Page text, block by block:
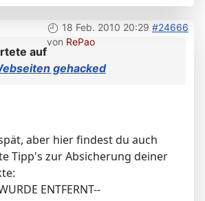
18 Feb. 2010 20:29 #24666
von RePao
auf
gehacked
aber hier findest du auch
Tipp's zur Absicherung deiner
ENTFERNT--